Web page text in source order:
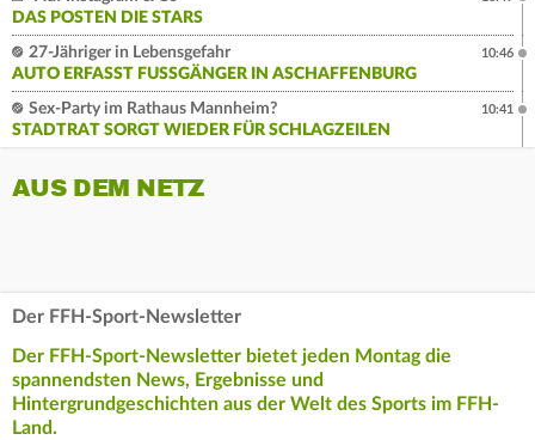
DAS POSTEN DIE STARS
27-Jähriger in Lebensgefahr
AUTO ERFASST FUSSGÄNGER IN ASCHAFFENBURG
10:46
Sex-Party im Rathaus Mannheim?
STADTRAT SORGT WIEDER FÜR SCHLAGZEILEN
10:41
AUS DEM NETZ
Der FFH-Sport-Newsletter
Der FFH-Sport-Newsletter bietet jeden Montag die
spannendsten News, Ergebnisse und
Hintergrundgeschichten aus der Welt des Sports im FFH-
Land.